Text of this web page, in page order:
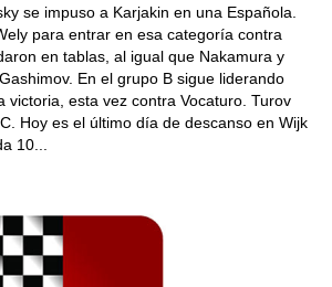
se impuso a Karjakin en una Española.
para entrar en esa categoría contra
en tablas, al igual que Nakamura y
En el grupo B sigue liderando
victoria, esta vez contra Vocaturo. Turov
Hoy es el último día de descanso en Wijk
10...